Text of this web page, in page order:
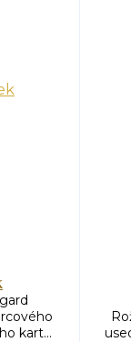
kart...